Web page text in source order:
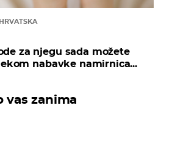
za njegu sada možete
nabavke namirnica...
vas zanima